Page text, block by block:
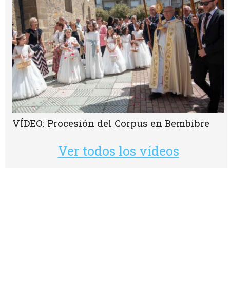
VÍDEO: Procesión del Corpus en Bembibre
Ver todos los vídeos